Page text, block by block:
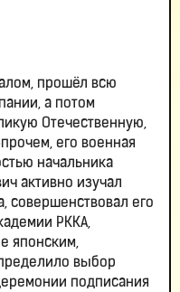
прошёл всю
а потом
Отечественную,
его военная
начальника
активно изучал
совершенствовал его
РККА,
японским,
выбор
подписания